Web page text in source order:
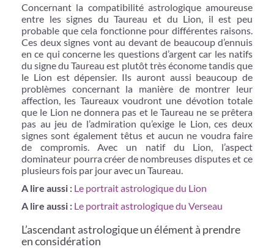
Concernant la compatibilité astrologique amoureuse
entre les signes du Taureau et du Lion, il est peu
probable que cela fonctionne pour différentes raisons.
Ces deux signes vont au devant de beaucoup d’ennuis
en ce qui concerne les questions d’argent car les natifs
du signe du Taureau est plutôt très économe tandis que
le Lion est dépensier. Ils auront aussi beaucoup de
problèmes concernant la manière de montrer leur
affection, les Taureaux voudront une dévotion totale
que le Lion ne donnera pas et le Taureau ne se prêtera
pas au jeu de l’admiration qu’exige le Lion, ces deux
signes sont également têtus et aucun ne voudra faire
de compromis. Avec un natif du Lion, l’aspect
dominateur pourra créer de nombreuses disputes et ce
plusieurs fois par jour avec un Taureau.
A lire aussi : Le portrait astrologique du Lion
A lire aussi : Le portrait astrologique du Verseau
L’ascendant astrologique un élément à prendre
en considération